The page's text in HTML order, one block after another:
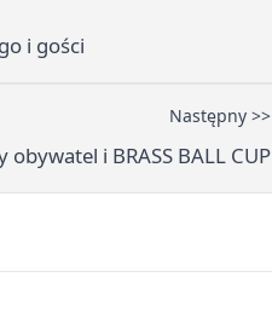
i gości
Następny >>
i BRASS BALL CUP